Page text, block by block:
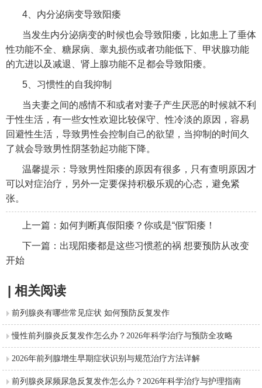
4、内分泌病变导致阳痿
当发生内分泌病变的时候也会导致阳痿，比如患上了垂体
性功能不全、糖尿病、睾丸损伤或者功能低下、甲状腺功能
的亢进以及减退、肾上腺功能不足都会导致阳痿。
5、习惯性的自我抑制
当夫妻之间的感情不和或者对妻子产生厌恶的时候就不利
于性生活，有一些女性欢迎比较保守、性冷淡的原因，容易
回避性生活，导致男性会控制自己的欲望，当抑制的时间久
了就会导致男性阴茎勃起功能下降。
温馨提示：导致男性阳痿的原因有很多，只有查明原因才
可以对症治疗，另外一定要保持积极乐观的心态，避免紧
张。
上一篇： 如何判断真假阳痿？你或是“假”阳痿！
下一篇： 出现阳痿都是这些习惯惹的祸 想要预防从改变
开始
| 相关阅读
前列腺炎有哪些常见症状 如何预防反复发作
慢性前列腺炎反复发作怎么办？2026年科学治疗与预防全攻略
2026年前列腺增生早期症状识别与规范治疗方法详解
前列腺炎尿频尿急反复发作怎么办？2026年科学治疗与护理指南